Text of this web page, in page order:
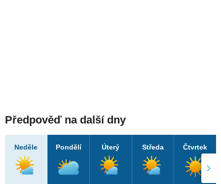
Předpověď na další dny
Neděle Pondělí Úterý Středa Čtvrtek